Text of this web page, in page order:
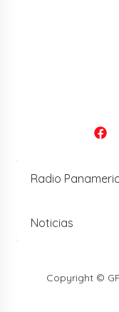
Radio
Noticias
Copyright ©